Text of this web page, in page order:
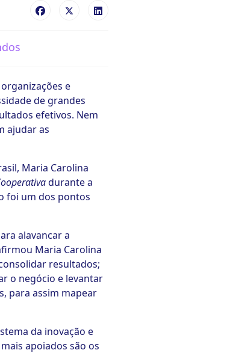
e
de grandes
efetivos. Nem
ajudar as
Maria Carolina
durante a
foi um dos pontos
alavancar a
Maria Carolina
resultados;
o negócio e levantar
para assim mapear
da inovação e
apoiados são os